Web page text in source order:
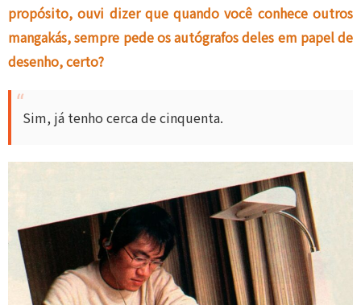
propósito, ouvi dizer que quando você conhece outros
mangakás, sempre pede os autógrafos deles em papel de
desenho, certo?
Sim, já tenho cerca de cinquenta.